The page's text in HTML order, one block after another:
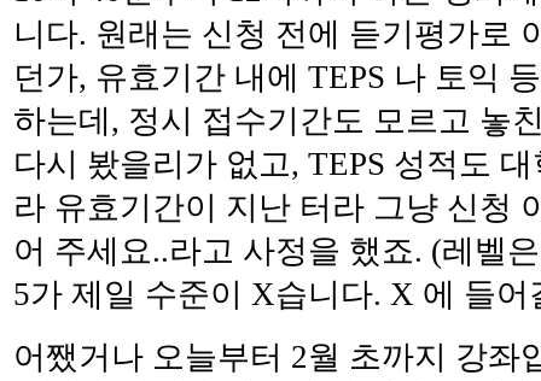
니다. 원래는 신청 전에 듣기평가로
던가, 유효기간 내에 TEPS 나 토익
하는데, 정시 접수기간도 모르고 놓
다시 봤을리가 없고, TEPS 성적도
라 유효기간이 지난 터라 그냥 신청
어 주세요..라고 사정을 했죠. (레벨
5가 제일 수준이 X습니다. X 에 들어
어쨌거나 오늘부터 2월 초까지 강좌